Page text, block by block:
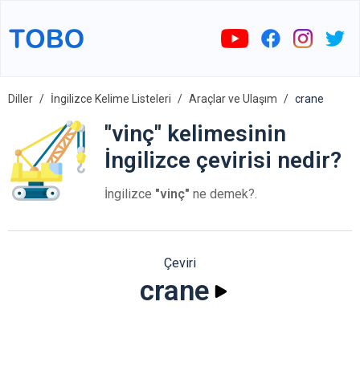
Diller İngilizce Kelime Listeleri Araçlar ve Ulaşım crane
"vinç" kelimesinin
İngilizce çevirisi nedir?
İngilizce "vinç" ne demek?.
Çeviri
crane